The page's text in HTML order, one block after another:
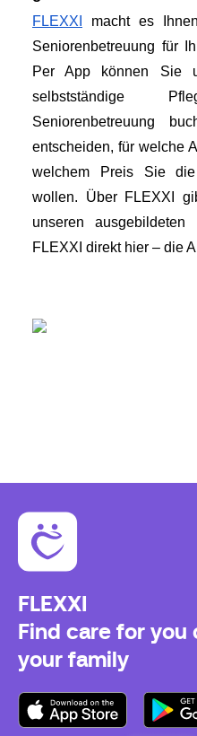
FLEXXI
macht es
Seniorenbetreuung für
Per App können Sie
selbstständige
Seniorenbetreuung
entscheiden, für welche
welchem Preis Sie die
wollen. Über FLEXXI
unseren ausgebildeten
FLEXXI direkt hier – die
FLEXXI
Find care for you
your family